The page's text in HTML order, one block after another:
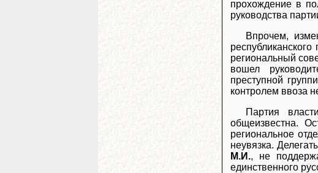
прохождение в
руководства
Впрочем,
региональный
вошел
преступной
контролем ввоза
Партия
общеизвестна.
региональное
неувязка.
М.И., не
единственного